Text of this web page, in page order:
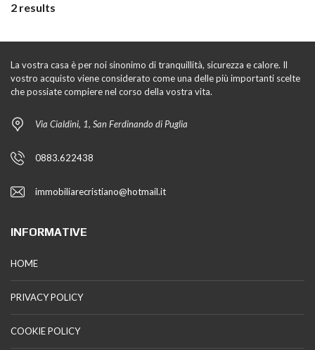
2 results
La vostra casa è per noi sinonimo di tranquillità, sicurezza e calore. Il
vostro acquisto viene considerato come una delle più importanti scelte
che possiate compiere nel corso della vostra vita.
Via Cialdini, 1, San Ferdinando di Puglia
0883.622438
immobiliarecristiano@hotmail.it
INFORMATIVE
HOME
PRIVACY POLICY
COOKIE POLICY